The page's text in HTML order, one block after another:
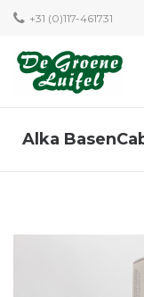
+31 (0)117-461731
Alka